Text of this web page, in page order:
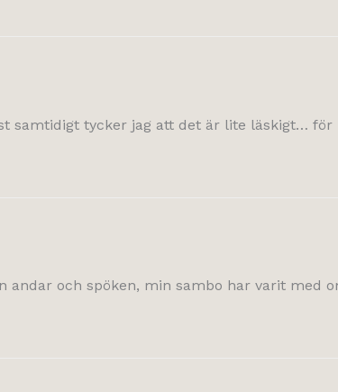
samtidigt tycker jag att det är lite läskigt…
och spöken, min sambo har varit med